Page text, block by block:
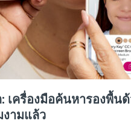
เครื่องมือค้นหารองพื้น
ามแล้ว